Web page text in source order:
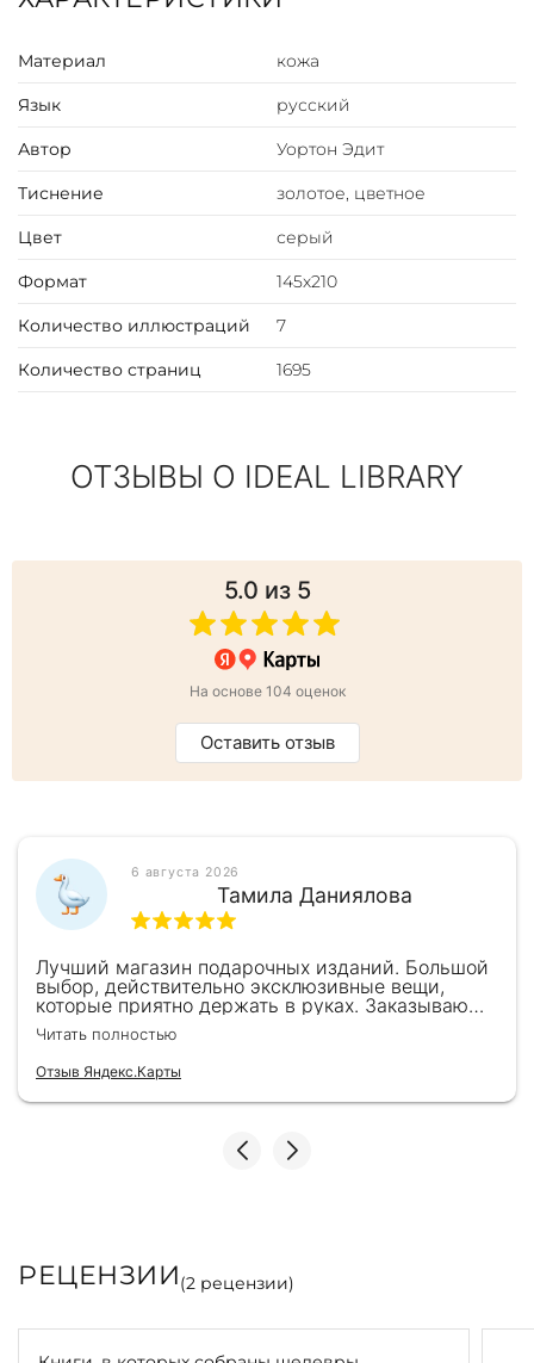
Материал кожа
Язык русский
Автор Уортон Эдит
Тиснение золотое, цветное
Цвет серый
Формат 145х210
Количество иллюстраций 7
Количество страниц 1695
ОТЗЫВЫ О IDEAL LIBRARY
5.0 из 5
На основе 104 оценок
Оставить отзыв
6 августа 2026
Тамила Даниялова
Лучший магазин подарочных изданий. Большой
выбор, действительно эксклюзивные вещи,
которые приятно держать в руках. Заказываю
здесь уже второй раз для бизнес-партнеров,
всегда всё безупречно — от общения с
консультантами до качества самих книг.
Однозначно рекомендую
Читать полностью
Отзыв Яндекс.Карты
РЕЦЕНЗИИ(2 рецензии)